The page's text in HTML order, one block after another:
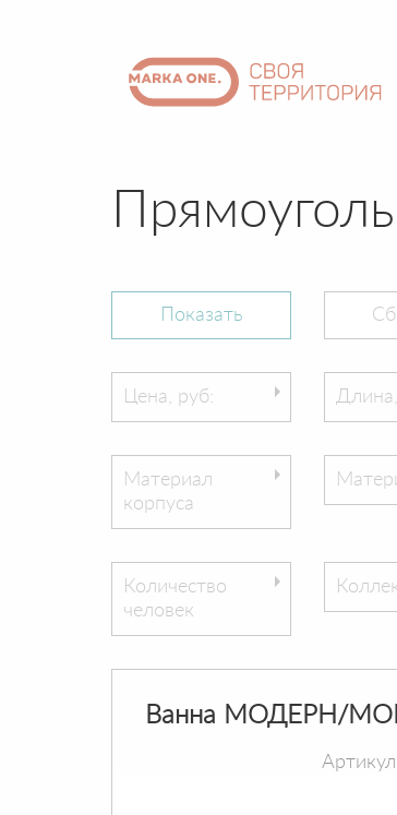
Цена, руб:
Материал
корпуса
Количество
человек
Ванна МОДЕРН/